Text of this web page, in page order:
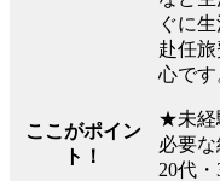
ここがポイン
ト！
ぐに生
赴任
心で
★未経
必要
20代